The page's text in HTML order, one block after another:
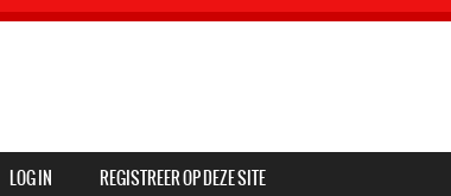
LOG IN REGISTREER OP DEZE SITE